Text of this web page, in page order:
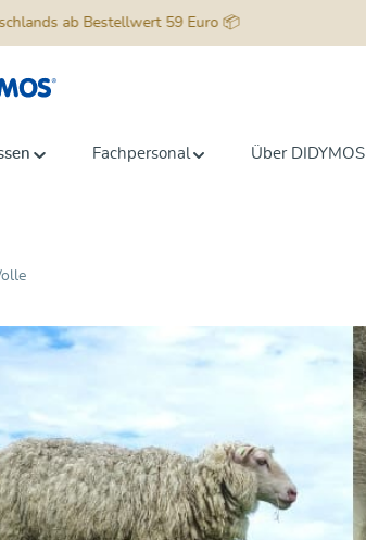
ab Bestellwert 59 Euro 📦
Fachpersonal Über DIDYMOS